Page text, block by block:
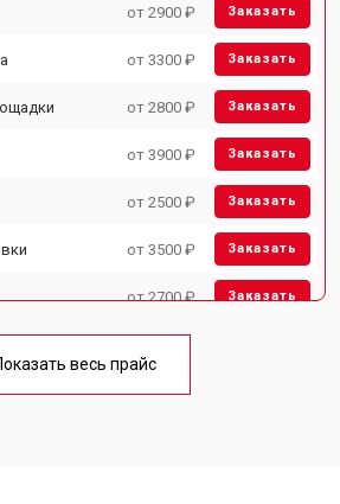
от 2900 ₽ Заказать
от 3300 ₽ Заказать
от 2800 ₽ Заказать
от 3900 ₽ Заказать
от 2500 ₽ Заказать
от 3500 ₽ Заказать
от 2700 ₽ Заказать
от 3500 ₽
весь прайс